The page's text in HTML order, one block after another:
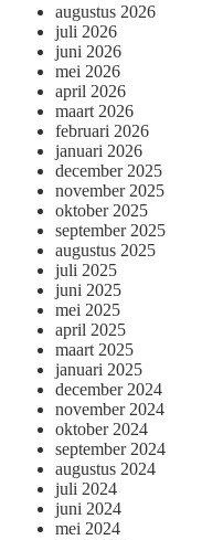
augustus 2026
juli 2026
juni 2026
mei 2026
april 2026
maart 2026
februari 2026
januari 2026
december 2025
november 2025
oktober 2025
september 2025
augustus 2025
juli 2025
juni 2025
mei 2025
april 2025
maart 2025
januari 2025
december 2024
november 2024
oktober 2024
september 2024
augustus 2024
juli 2024
juni 2024
mei 2024